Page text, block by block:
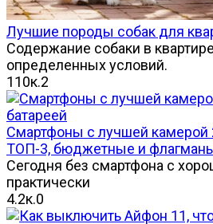
Лучшие породы собак для
Содержание собаки в
определенных условий.
110к.2
Смартфоны с лучшей камерой
ТОП-3, бюджетные и
Сегодня без смартфона с
практически
4.2к.0